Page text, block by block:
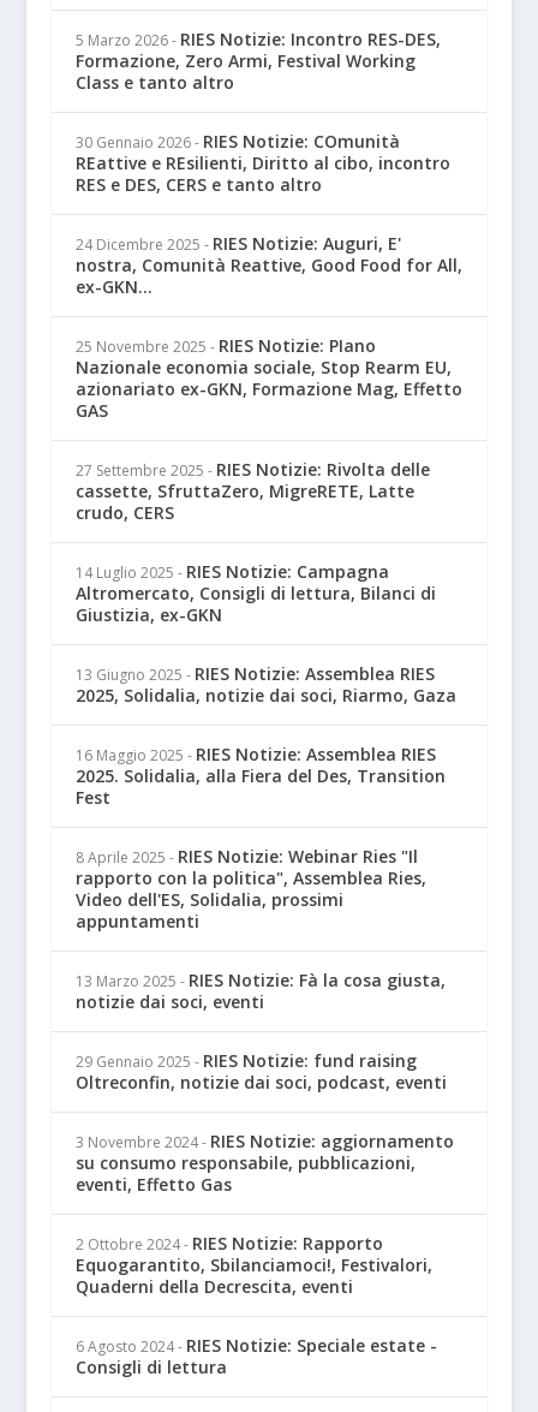
5 Marzo 2026 - RIES Notizie: Incontro RES-DES,
Formazione, Zero Armi, Festival Working
Class e tanto altro
30 Gennaio 2026 - RIES Notizie: COmunità
REattive e REsilienti, Diritto al cibo, incontro
RES e DES, CERS e tanto altro
24 Dicembre 2025 - RIES Notizie: Auguri, E'
nostra, Comunità Reattive, Good Food for All,
ex-GKN...
25 Novembre 2025 - RIES Notizie: PIano
Nazionale economia sociale, Stop Rearm EU,
azionariato ex-GKN, Formazione Mag, Effetto
GAS
27 Settembre 2025 - RIES Notizie: Rivolta delle
cassette, SfruttaZero, MigreRETE, Latte
crudo, CERS
14 Luglio 2025 - RIES Notizie: Campagna
Altromercato, Consigli di lettura, Bilanci di
Giustizia, ex-GKN
13 Giugno 2025 - RIES Notizie: Assemblea RIES
2025, Solidalia, notizie dai soci, Riarmo, Gaza
16 Maggio 2025 - RIES Notizie: Assemblea RIES
2025. Solidalia, alla Fiera del Des, Transition
Fest
8 Aprile 2025 - RIES Notizie: Webinar Ries "Il
rapporto con la politica", Assemblea Ries,
Video dell'ES, Solidalia, prossimi
appuntamenti
13 Marzo 2025 - RIES Notizie: Fà la cosa giusta,
notizie dai soci, eventi
29 Gennaio 2025 - RIES Notizie: fund raising
Oltreconfin, notizie dai soci, podcast, eventi
3 Novembre 2024 - RIES Notizie: aggiornamento
su consumo responsabile, pubblicazioni,
eventi, Effetto Gas
2 Ottobre 2024 - RIES Notizie: Rapporto
Equogarantito, Sbilanciamoci!, Festivalori,
Quaderni della Decrescita, eventi
6 Agosto 2024 - RIES Notizie: Speciale estate -
Consigli di lettura